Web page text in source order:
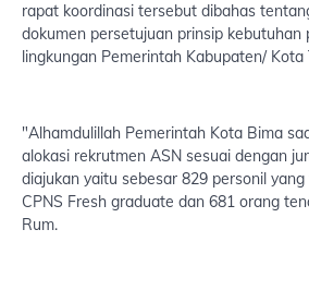
rapat koordinasi tersebut dibahas
dokumen persetujuan prinsip kebutuhan
lingkungan Pemerintah Kabupaten/ Kota
"Alhamdulillah Pemerintah Kota Bima
alokasi rekrutmen ASN sesuai dengan
diajukan yaitu sebesar 829 personil
CPNS Fresh graduate dan 681 orang
Rum.